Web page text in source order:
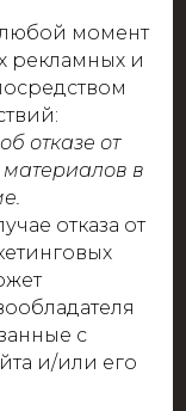
любой момент
рекламных и
отказе от
в
отказа от
с
и/или его